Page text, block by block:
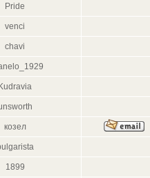
Pride
venci
chavi
Kudravia
козел
1899